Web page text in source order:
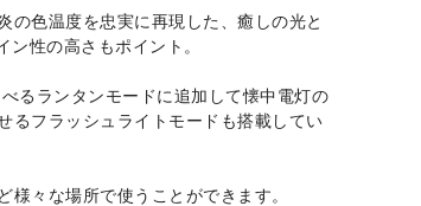
の色温度を忠実に再現した、癒しの光と
性の高さもポイント。
るランタンモードに追加して懐中電灯の
るフラッシュライトモードも搭載してい
様々な場所で使うことができます。